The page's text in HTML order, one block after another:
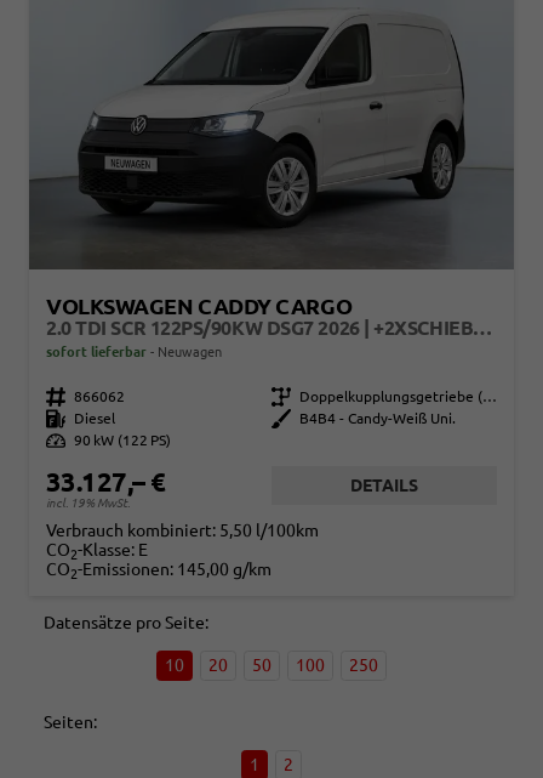
VOLKSWAGEN CADDY CARGO
2.0 TDI SCR 122PS/90KW DSG7 2026 | +2XSCHIEBETÜR +AHK +PARKASSIST +RFK +PDC +ACC +LANEASSIST +SIDEASSIST +FRONTASSIST +LED +LICHT&SICHT +KLIMA +SITZHZG +KEYLESSSTART +DIGITALCOCKPIT +10"TOUCH +CARPLAY +WINTERPAKET
sofort lieferbar Neuwagen
Fahrzeugnr. 866062 Getriebe
Doppelkupplungsgetriebe (DSG)
Kraftstoff
Diesel Außenfarbe
B4B4 - Candy-Weiß Uni.
Leistung 90 kW (122 PS)
33.127,– €
incl. 19% MwSt.
DETAILS
Verbrauch kombiniert: 5,50 l/100km
CO2-Klasse: E
CO2-Emissionen: 145,00 g/km
Datensätze pro Seite:
10 20 50 100 250
Seiten:
1 2